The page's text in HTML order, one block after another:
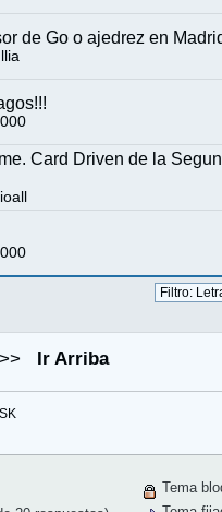
de Go o ajedrez en
Card Driven de la
>> Ir Arriba
Tema